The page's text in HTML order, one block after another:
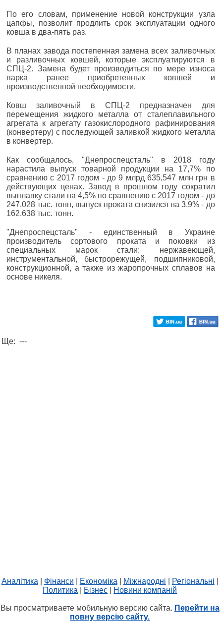
По его словам, применение новой конструкции узла
цапфы, позволит продлить срок эксплуатации одного
ковша в два-пять раз.
В планах завода постепенная замена всех заливочных
и разливочных ковшей, которые эксплуатируются в
СПЦ-2. Замена будет производиться по мере износа
парка ранее приобретенных ковшей и
производственной необходимости.
Ковш заливочный в СПЦ-2 предназначен для
перемещения жидкого металла от сталеплавильного
агрегата к агрегату газокислородного рафинирования
(конвертеру) с последующей заливкой жидкого металла
в конвертер.
Как сообщалось, "Днепроспецсталь" в 2018 году
нарастила выпуск товарной продукции на 17,7% по
сравнению с 2017 годом - до 9 млрд 635,547 млн грн в
действующих ценах. Завод в прошлом году сократил
выплавку стали на 4,5% по сравнению с 2017 годом - до
247,028 тыс. тонн, выпуск проката снизился на 3,9% - до
162,638 тыс. тонн.
"Днепроспецсталь" - единственный в Украине
производитель сортового проката и поковки из
специальных марок стали: нержавеющей,
инструментальной, быстрорежущей, подшипниковой,
конструкционной, а также из жаропрочных сплавов на
основе никеля.
Ще: ---
Аналітика Фінанси Економіка Міжнародні Регіональні
Политика
Бізнес Новини компаній
Вы просматриваете мобильную версию сайта. Перейти на
повну версію сайту.